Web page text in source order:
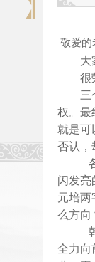
敬爱的
大
很
三
权。最
就是可
否认，
闪发亮
元培两
么方向
全力向